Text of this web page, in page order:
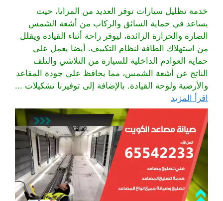
خدمة تظليل سيارات توفر العديد من المزايا، حيث
يساعد في حماية السائق والركاب من أشعة الشمس
الضارة والحرارة الزائدة، ليوفر راحة أثناء القيادة ويقلل
من استهلاك الطاقة لنظام التكييف. أيضا يعمل على
حماية العوادم الداخلية للسيارة من التلاشي والتلف
الناتج عن أشعة الشمس، مما يحافظ على جودة المقاعد
والأرضية ولوحة القيادة. بالإضافة إلى توفيرنا تشكيلات ...
اقرأ المزيد